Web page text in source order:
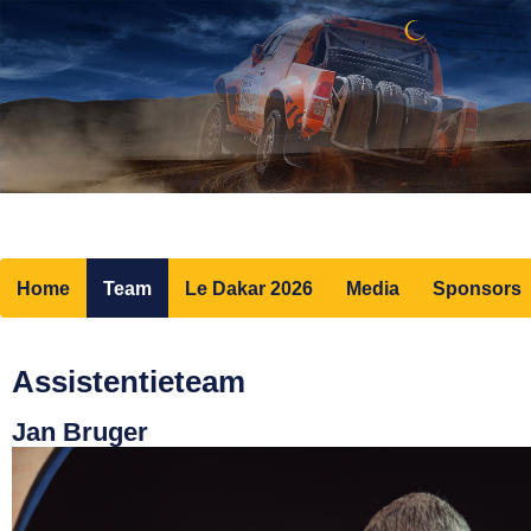
Home Team Le Dakar 2026 Media Sponsors
Assistentieteam
Jan Bruger